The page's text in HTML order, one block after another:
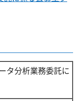
タ分析業務委託に